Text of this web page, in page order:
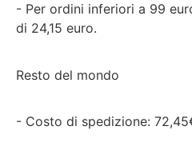
- Per ordini inferiori a 99
di 24,15 euro.
Resto del mondo
- Costo di spedizione: